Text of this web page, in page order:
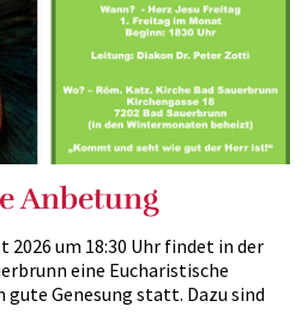
Anbetung
2026 um 18:30 Uhr findet in der
eine Eucharistische
Genesung statt. Dazu sind